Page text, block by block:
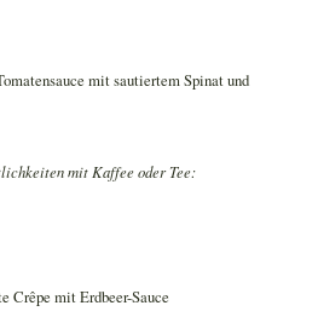
mit sautiertem Spinat und
mit Kaffee oder Tee:
Crêpe mit Erdbeer-Sauce